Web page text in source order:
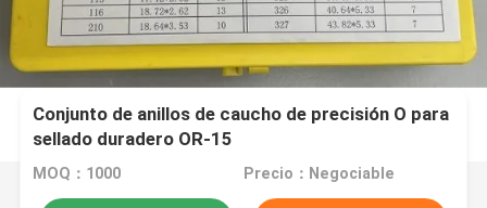
Conjunto de anillos de caucho de precisión O para
sellado duradero OR-15
MOQ：1000 Precio：Negociable